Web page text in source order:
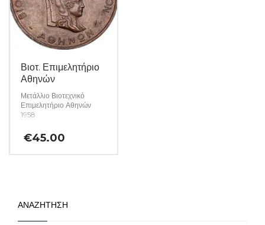
Βιοτ. Επιμελητήριο
Αθηνών
Μετάλλιο Βιοτεχνικό
Επιμελητήριο Αθηνών
1958
€45.00
ΑΝΑΖΗΤΗΣΗ